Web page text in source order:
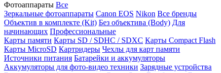
Фотоаппараты Все
Зеркальные фотоаппараты Canon EOS Nikon Все бренды
Объектив в комплекте (Kit) Без объектива (Body) Для
начинающих Профессиональные
Карты памяти Карты SD / SDHC / SDXC Карты Compact Flash
Карты MicroSD Картридеры Чехлы для карт памяти
Источники питания Батарейки и аккумуляторы
Аккумуляторы для фото-видео техники Зарядные устройства